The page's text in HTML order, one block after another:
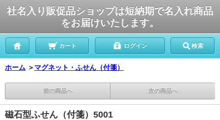
社名入り販促品ショップは短納期で名入れ商品
をお届けいたします。
カート ログイン 検索
ホーム ＞ マグネット・ふせん（付箋）
前の商品へ 次の商品へ
磁石型ふせん（付箋）5001